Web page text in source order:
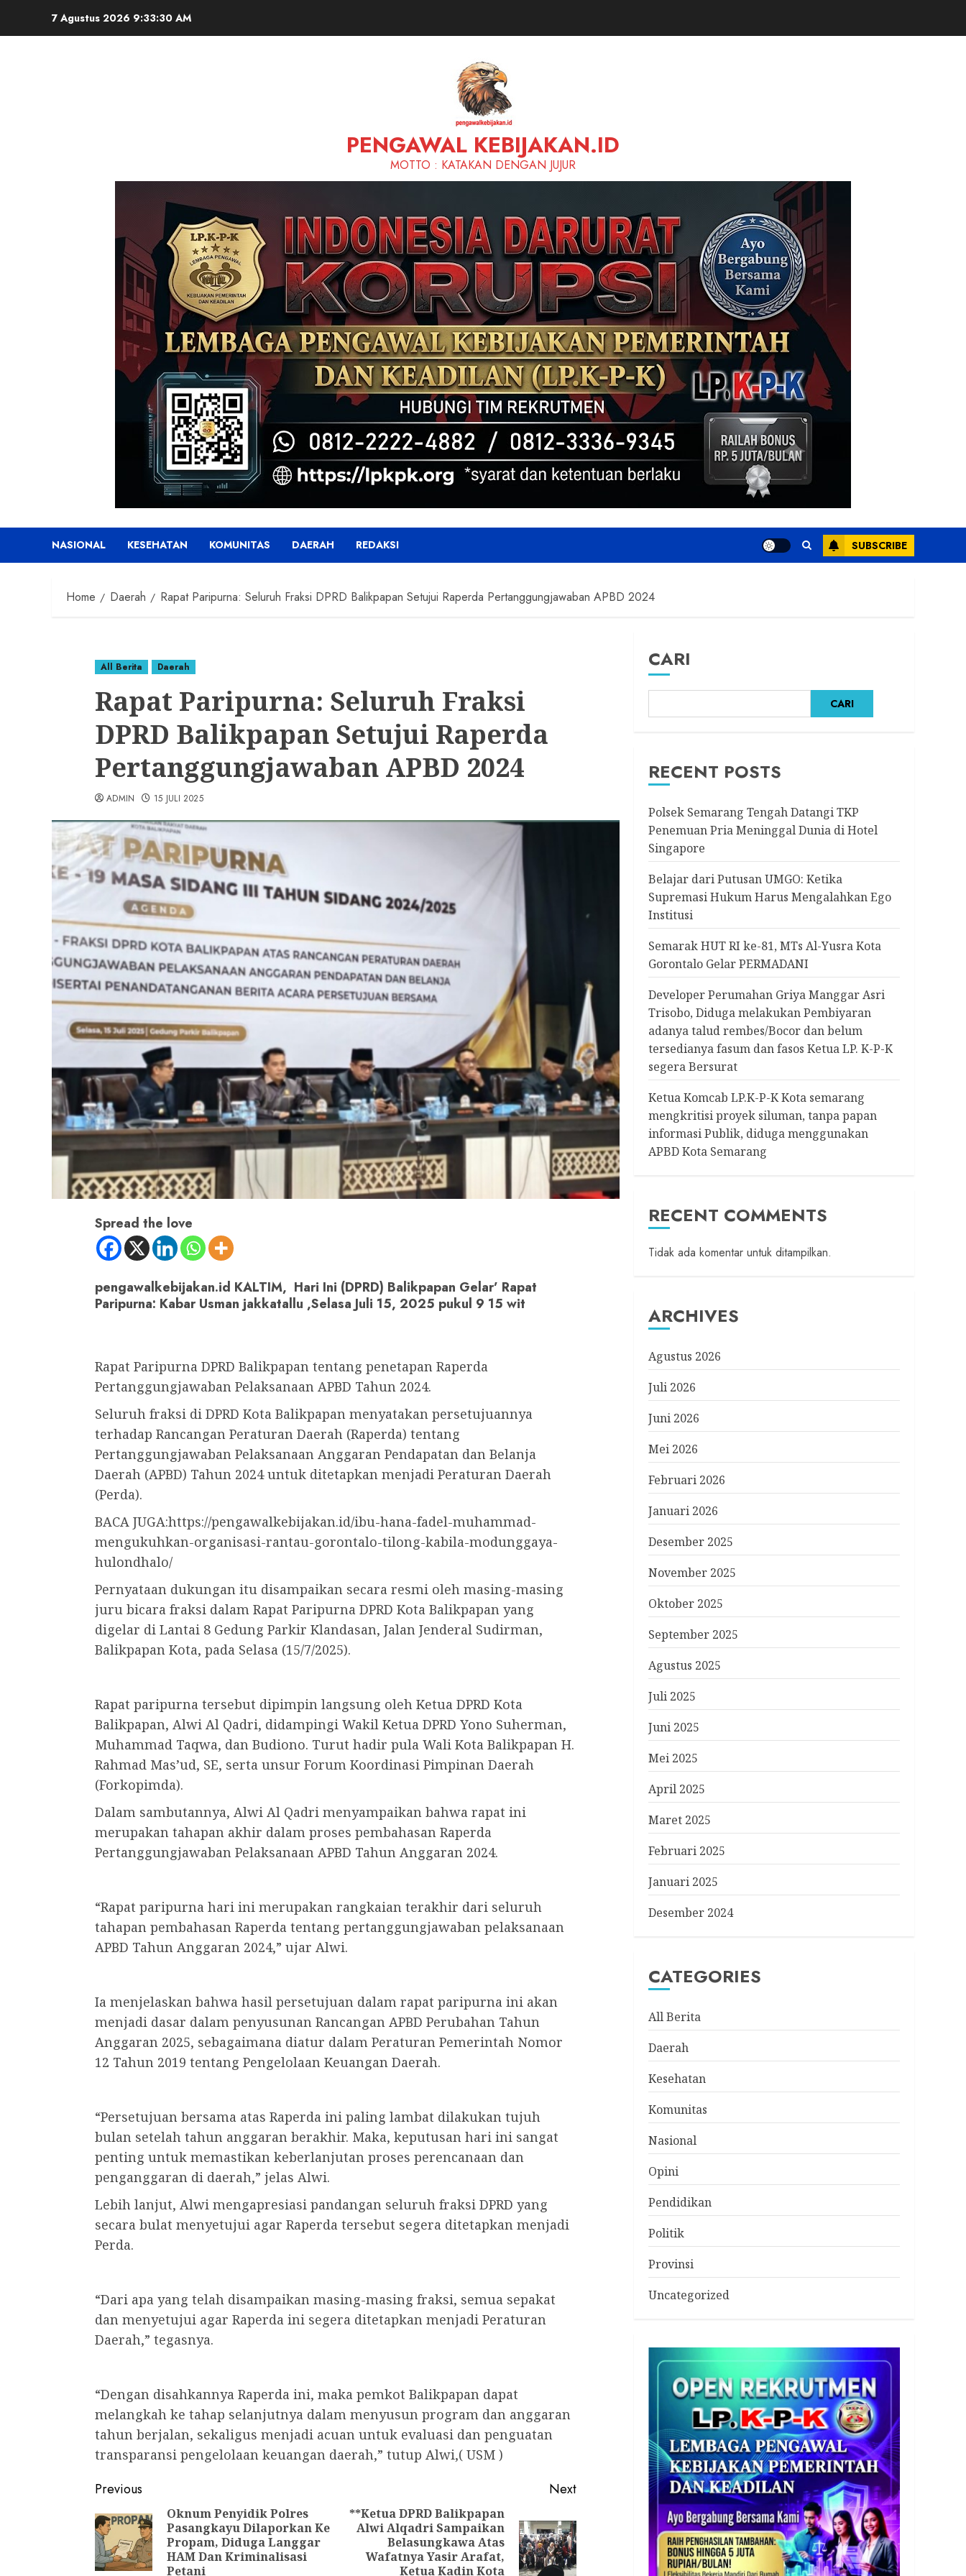
7 Agustus 2026 9:33:32 AM
PENGAWAL KEBIJAKAN.ID
MOTTO : KATAKAN DENGAN JUJUR
NASIONAL KESEHATAN KOMUNITAS DAERAH REDAKSI SUBSCRIBE
Home Daerah Rapat Paripurna: Seluruh Fraksi DPRD Balikpapan Setujui Raperda Pertanggungjawaban APBD 2024
All Berita Daerah
Rapat Paripurna: Seluruh Fraksi
DPRD Balikpapan Setujui Raperda
Pertanggungjawaban APBD 2024
ADMIN 15 JULI 2025
Spread the love
pengawalkebijakan.id KALTIM, Hari Ini (DPRD) Balikpapan Gelar’ Rapat
Paripurna: Kabar Usman jakkatallu ,Selasa Juli 15, 2025 pukul 9 15 wit
Rapat Paripurna DPRD Balikpapan tentang penetapan Raperda
Pertanggungjawaban Pelaksanaan APBD Tahun 2024.
Seluruh fraksi di DPRD Kota Balikpapan menyatakan persetujuannya
terhadap Rancangan Peraturan Daerah (Raperda) tentang
Pertanggungjawaban Pelaksanaan Anggaran Pendapatan dan Belanja
Daerah (APBD) Tahun 2024 untuk ditetapkan menjadi Peraturan Daerah
(Perda).
BACA JUGA:https://pengawalkebijakan.id/ibu-hana-fadel-muhammad-
mengukuhkan-organisasi-rantau-gorontalo-tilong-kabila-modunggaya-
hulondhalo/
Pernyataan dukungan itu disampaikan secara resmi oleh masing-masing
juru bicara fraksi dalam Rapat Paripurna DPRD Kota Balikpapan yang
digelar di Lantai 8 Gedung Parkir Klandasan, Jalan Jenderal Sudirman,
Balikpapan Kota, pada Selasa (15/7/2025).
Rapat paripurna tersebut dipimpin langsung oleh Ketua DPRD Kota
Balikpapan, Alwi Al Qadri, didampingi Wakil Ketua DPRD Yono Suherman,
Muhammad Taqwa, dan Budiono. Turut hadir pula Wali Kota Balikpapan H.
Rahmad Mas’ud, SE, serta unsur Forum Koordinasi Pimpinan Daerah
(Forkopimda).
Dalam sambutannya, Alwi Al Qadri menyampaikan bahwa rapat ini
merupakan tahapan akhir dalam proses pembahasan Raperda
Pertanggungjawaban Pelaksanaan APBD Tahun Anggaran 2024.
“Rapat paripurna hari ini merupakan rangkaian terakhir dari seluruh
tahapan pembahasan Raperda tentang pertanggungjawaban pelaksanaan
APBD Tahun Anggaran 2024,” ujar Alwi.
Ia menjelaskan bahwa hasil persetujuan dalam rapat paripurna ini akan
menjadi dasar dalam penyusunan Rancangan APBD Perubahan Tahun
Anggaran 2025, sebagaimana diatur dalam Peraturan Pemerintah Nomor
12 Tahun 2019 tentang Pengelolaan Keuangan Daerah.
“Persetujuan bersama atas Raperda ini paling lambat dilakukan tujuh
bulan setelah tahun anggaran berakhir. Maka, keputusan hari ini sangat
penting untuk memastikan keberlanjutan proses perencanaan dan
penganggaran di daerah,” jelas Alwi.
Lebih lanjut, Alwi mengapresiasi pandangan seluruh fraksi DPRD yang
secara bulat menyetujui agar Raperda tersebut segera ditetapkan menjadi
Perda.
“Dari apa yang telah disampaikan masing-masing fraksi, semua sepakat
dan menyetujui agar Raperda ini segera ditetapkan menjadi Peraturan
Daerah,” tegasnya.
“Dengan disahkannya Raperda ini, maka pemkot Balikpapan dapat
melangkah ke tahap selanjutnya dalam menyusun program dan anggaran
tahun berjalan, sekaligus menjadi acuan untuk evaluasi dan penguatan
transparansi pengelolaan keuangan daerah,” tutup Alwi,( USM )
Post
navigation
Previous
Previous
Oknum Penyidik Polres
Pasangkayu Dilaporkan Ke
Propam, Diduga Langgar
HAM Dan Kriminalisasi
Petani
Next
**Ketua DPRD Balikpapan
Alwi Alqadri Sampaikan
Belasungkawa Atas
Wafatnya Yasir Arafat,
Ketua Kadin Kota
CARI
CARI
RECENT POSTS
Polsek Semarang Tengah Datangi TKP
Penemuan Pria Meninggal Dunia di Hotel
Singapore
Belajar dari Putusan UMGO: Ketika
Supremasi Hukum Harus Mengalahkan Ego
Institusi
Semarak HUT RI ke-81, MTs Al-Yusra Kota
Gorontalo Gelar PERMADANI
Developer Perumahan Griya Manggar Asri
Trisobo, Diduga melakukan Pembiyaran
adanya talud rembes/Bocor dan belum
tersedianya fasum dan fasos Ketua LP. K-P-K
segera Bersurat
Ketua Komcab LP.K-P-K Kota semarang
mengkritisi proyek siluman, tanpa papan
informasi Publik, diduga menggunakan
APBD Kota Semarang
RECENT COMMENTS
Tidak ada komentar untuk ditampilkan.
ARCHIVES
Agustus 2026
Juli 2026
Juni 2026
Mei 2026
Februari 2026
Januari 2026
Desember 2025
November 2025
Oktober 2025
September 2025
Agustus 2025
Juli 2025
Juni 2025
Mei 2025
April 2025
Maret 2025
Februari 2025
Januari 2025
Desember 2024
CATEGORIES
All Berita
Daerah
Kesehatan
Komunitas
Nasional
Opini
Pendidikan
Politik
Provinsi
Uncategorized